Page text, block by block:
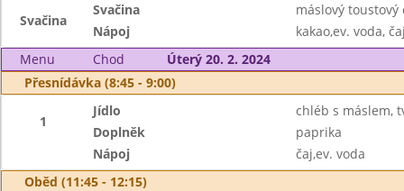
Svačina
Svačina
máslový
Nápoj
kakao,ev. voda,
Menu
Chod
Úterý 20. 2. 2024
Přesnídávka (8:45 - 9:00)
1
Jídlo
chléb s máslem,
Doplněk
paprika
Nápoj
čaj,ev. voda
Oběd (11:45 - 12:15)